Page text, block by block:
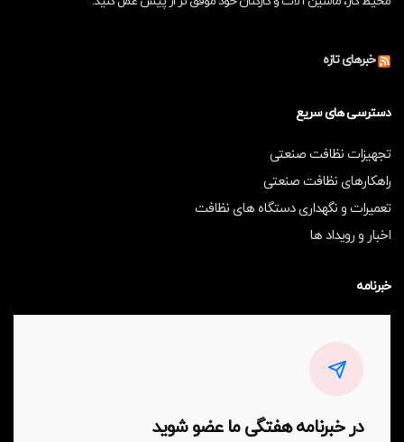
خبرهای تازه
دسترسی های سریع
تجهیزات نظافت صنعتی
راهکارهای نظافت صنعتی
تعمیرات و نگهداری دستگاه های نظافت
اخبار و رویداد ها
خبرنامه
در خبرنامه هفتگی ما عضو شوید